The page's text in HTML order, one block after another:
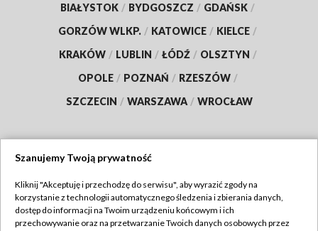
BIAŁYSTOK / BYDGOSZCZ / GDAŃSK /
GORZÓW WLKP. / KATOWICE / KIELCE /
KRAKÓW / LUBLIN / ŁÓDŹ / OLSZTYN /
OPOLE / POZNAŃ / RZESZÓW /
SZCZECIN / WARSZAWA / WROCŁAW
TVP
Abonament TVP
Regulamin TVP
Szanujemy Twoją prywatność
Kliknij "Akceptuję i przechodzę do serwisu", aby wyrazić zgody na
korzystanie z technologii automatycznego śledzenia i zbierania danych,
dostęp do informacji na Twoim urządzeniu końcowym i ich
przechowywanie oraz na przetwarzanie Twoich danych osobowych przez